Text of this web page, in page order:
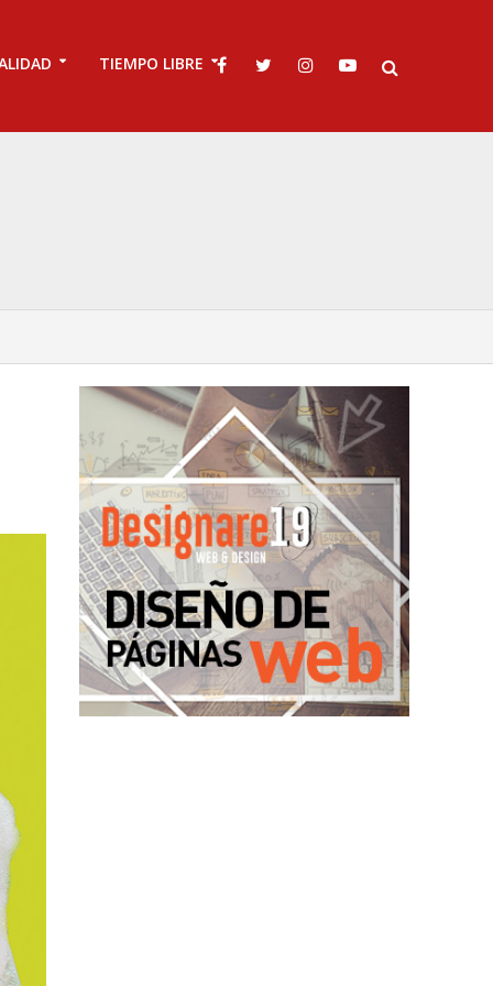
TIEMPO LIBRE